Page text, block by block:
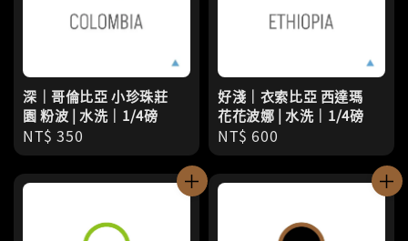
深｜哥倫比亞 小珍珠莊
園 粉波 | 水洗｜1/4磅
Regular
price
NT$ 350
好淺｜衣索比亞 西達瑪
花花波娜 | 水洗｜1/4磅
Regular
price
NT$ 600